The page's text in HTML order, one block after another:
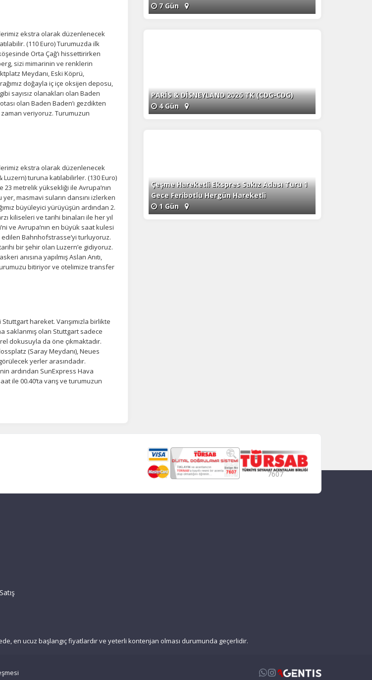
Kabul Et
ekstra olarak düzenlenecek
(110 Euro) Turumuzda ilk
Orta Çağ’ı hissettirirken
sizi mimarinin ve renklerin
Meydanı, Eski Köprü,
doğayla iç içe oksijen deposu,
sayısız olanakları olan Baden
olan Baden Baden’ı gezdikten
veriyoruz. Turumuzun
ekstra olarak düzenlenecek
turuna katılabilirler. (130 Euro)
23 metrelik yüksekliği ile Avrupa’nın
yer, masmavi suların dansını izlerken
büyüleyici yürüyüşün ardından 2.
kiliseleri ve tarihi binaları ile her yıl
ve Avrupa’nın en büyük saat kulesi
Bahnhofstrasse’yi turluyoruz.
bir şehir olan Luzern’e gidiyoruz.
anısına yapılmış Aslan Anıtı,
bitiriyor ve otelimize transfer
hareket. Varışımızla birlikte
saklanmış olan Stuttgart sadece
dokusuyla da öne çıkmaktadır.
(Saray Meydanı), Neues
yerler arasındadır.
ardından SunExpress Hava
ile 00.40’ta varış ve turumuzun
7 Gün
PARİS & DİSNEYLAND 2026 TK (CDG-CDG)
4 Gün
Çeşme Hareketli Ekspres Sakız Adası Turu 1
Gece Feribotlu Hergün Hareketli
1 Gün
7607
en ucuz başlangıç fiyatlardır ve yeterli kontenjan olması durumunda geçerlidir.